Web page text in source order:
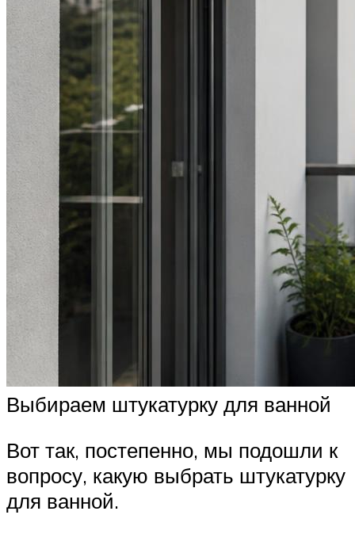
Выбираем штукатурку для ванной
Вот так, постепенно, мы подошли к
вопросу, какую выбрать штукатурку
для ванной.